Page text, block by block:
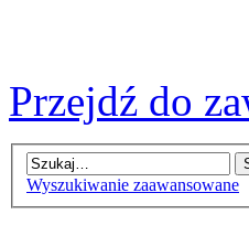
Przejdź do
Wyszukiwanie zaawansowane